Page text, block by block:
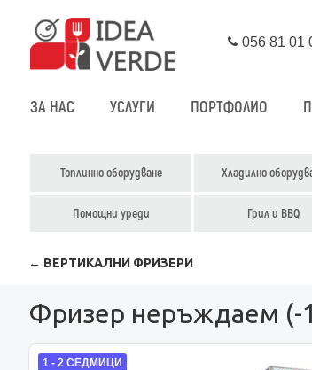
056 81 01
ЗА НАС УСЛУГИ ПОРТФОЛИО
Топлинно оборудване Хладилно
Помощни уреди Грил и BBQ
← ВЕРТИКАЛНИ ФРИЗЕРИ
Фризер неръждаем (-
1 - 2 СЕДМИЦИ